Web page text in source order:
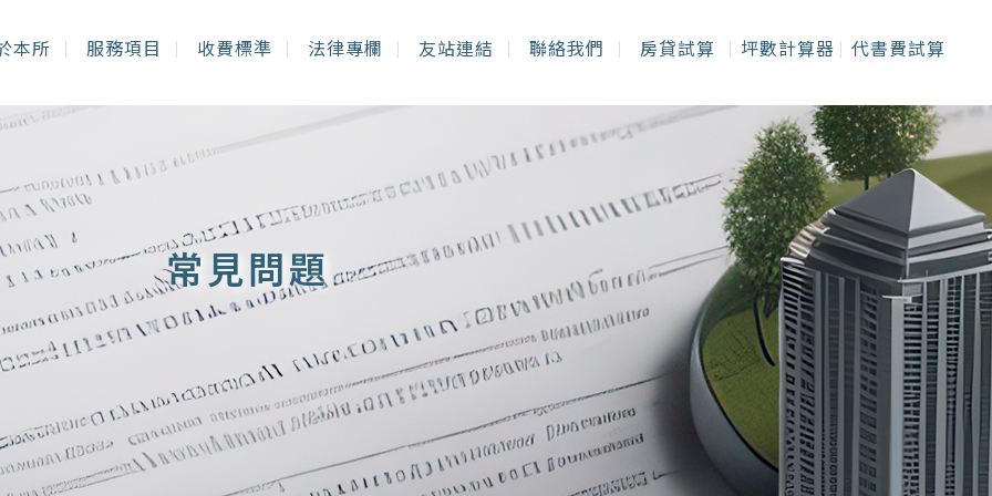
本所 服務項目 收費標準 法律專欄 友站連結 聯絡我們 房貸試算 坪數計算器 代書費試算
常見問題